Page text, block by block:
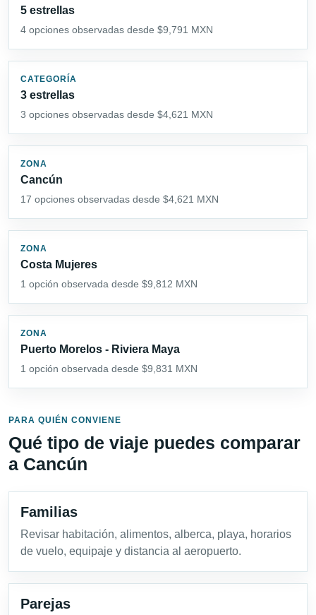
5 estrellas
4 opciones observadas desde $9,791 MXN
CATEGORÍA
3 estrellas
3 opciones observadas desde $4,621 MXN
ZONA
Cancún
17 opciones observadas desde $4,621 MXN
ZONA
Costa Mujeres
1 opción observada desde $9,812 MXN
ZONA
Puerto Morelos - Riviera Maya
1 opción observada desde $9,831 MXN
PARA QUIÉN CONVIENE
Qué tipo de viaje puedes comparar
a Cancún
Familias
Revisar habitación, alimentos, alberca, playa, horarios
de vuelo, equipaje y distancia al aeropuerto.
Parejas